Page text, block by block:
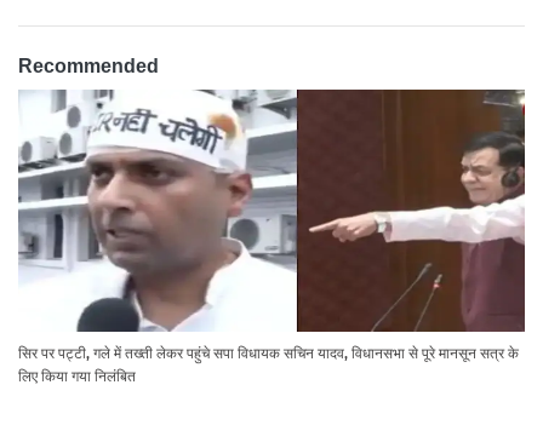
Recommended
सिर पर पट्टी, गले में तख्ती लेकर पहुंचे सपा विधायक सचिन यादव, विधानसभा से पूरे मानसून सत्र के
लिए किया गया निलंबित